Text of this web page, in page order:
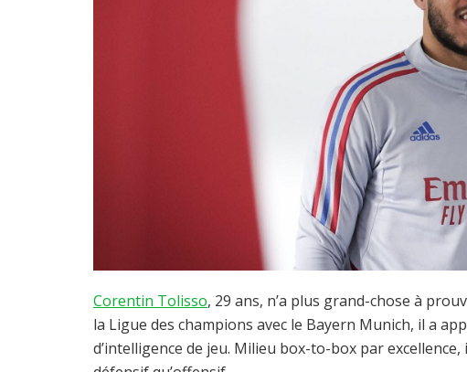
Corentin Tolisso, 29 ans, n’a plus grand-chose à
la Ligue des champions avec le Bayern Munich, il a
d’intelligence de jeu. Milieu box-to-box par